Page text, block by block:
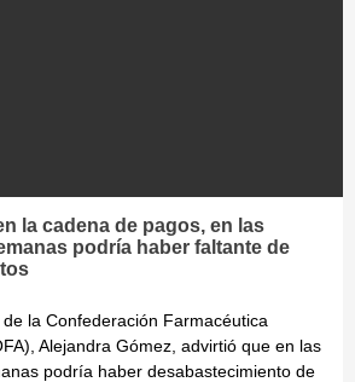
la cadena de pagos, en las
podría haber faltante de
la Confederación Farmacéutica
Alejandra Gómez, advirtió que en las
podría haber desabastecimiento de